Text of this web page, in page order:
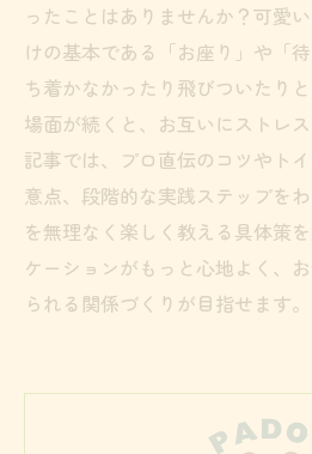
ったことはありませんか？可愛
けの基本である「お座り」や「
ち着かなかったり飛びついたり
場面が続くと、お互いにストレ
記事では、プロ直伝のコツやト
意点、段階的な実践ステップを
を無理なく楽しく教える具体策
ケーションがもっと心地よく、
られる関係づくりが目指せます。